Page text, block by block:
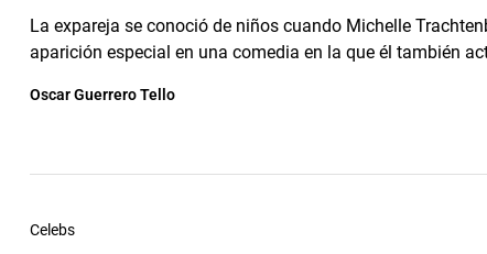
La expareja se conoció de niños cuando Michelle
aparición especial en una comedia en la que él también
Oscar Guerrero Tello
Celebs